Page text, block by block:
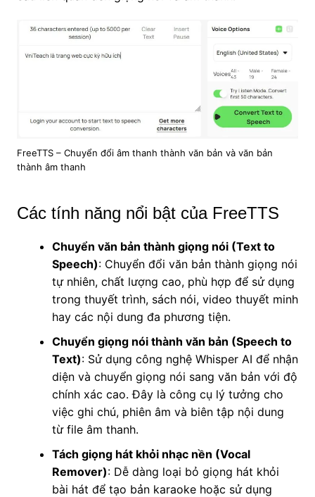
FreeTTS – Chuyển đổi âm thanh thành văn bản và văn bản
thành âm thanh
Các tính năng nổi bật của FreeTTS
Chuyển văn bản thành giọng nói (Text to
Speech): Chuyển đổi văn bản thành giọng nói
tự nhiên, chất lượng cao, phù hợp để sử dụng
trong thuyết trình, sách nói, video thuyết minh
hay các nội dung đa phương tiện.
Chuyển giọng nói thành văn bản (Speech to
Text): Sử dụng công nghệ Whisper AI để nhận
diện và chuyển giọng nói sang văn bản với độ
chính xác cao. Đây là công cụ lý tưởng cho
việc ghi chú, phiên âm và biên tập nội dung
từ file âm thanh.
Tách giọng hát khỏi nhạc nền (Vocal
Remover): Dễ dàng loại bỏ giọng hát khỏi
bài hát để tạo bản karaoke hoặc sử dụng